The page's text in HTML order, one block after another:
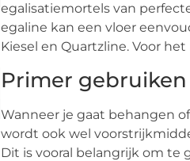
egalisatiemortels van
egaline kan een vloer
Kiesel en Quartzline. Voor
Primer
Wanneer je gaat behangen
wordt ook wel
Dit is vooral belangrijk om